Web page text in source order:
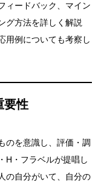
ィードバック、マイン
グ方法を詳しく解説
用例についても考察し
要性
のを意識し、評価・調
H・フラベルが提唱し
の自分がいて、自分の